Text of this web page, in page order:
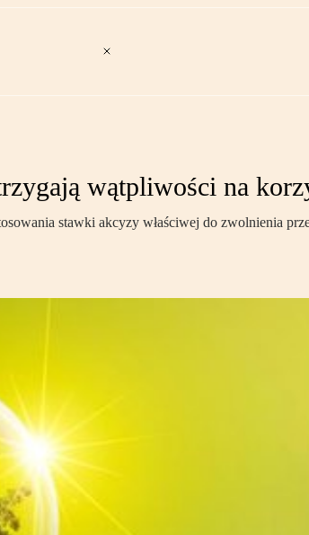
wątpliwości na
stawki akcyzy właściwej do zwolnienia